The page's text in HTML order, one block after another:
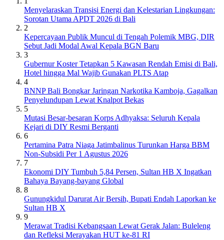
Menyelaraskan Transisi Energi dan Kelestarian Lingkungan:
Sorotan Utama APDT 2026 di Bali
2
Kepercayaan Publik Muncul di Tengah Polemik MBG, DIR
Sebut Jadi Modal Awal Kepala BGN Baru
3
Gubernur Koster Tetapkan 5 Kawasan Rendah Emisi di Bali,
Hotel hingga Mal Wajib Gunakan PLTS Atap
4
BNNP Bali Bongkar Jaringan Narkotika Kamboja, Gagalkan
Penyelundupan Lewat Knalpot Bekas
5
Mutasi Besar-besaran Korps Adhyaksa: Seluruh Kepala
Kejari di DIY Resmi Berganti
6
Pertamina Patra Niaga Jatimbalinus Turunkan Harga BBM
Non-Subsidi Per 1 Agustus 2026
7
Ekonomi DIY Tumbuh 5,84 Persen, Sultan HB X Ingatkan
Bahaya Bayang-bayang Global
8
Gunungkidul Darurat Air Bersih, Bupati Endah Laporkan ke
Sultan HB X
9
Merawat Tradisi Kebangsaan Lewat Gerak Jalan: Buleleng
dan Refleksi Merayakan HUT ke-81 RI